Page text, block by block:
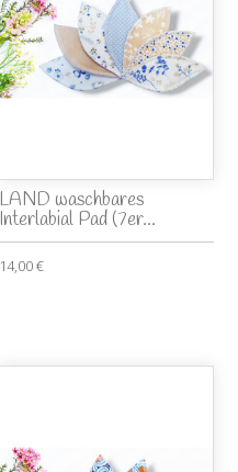
LAND waschbares
Interlabial Pad (7er...
14,00 €